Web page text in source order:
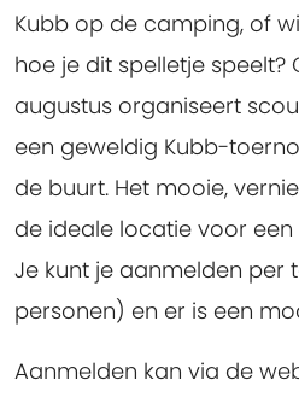
Kubb op de camping, of
hoe je dit spelletje speelt?
augustus organiseert
een geweldig Kubb-
de buurt. Het mooie,
de ideale locatie voor
Je kunt je aanmelden per
personen) en er is een
Aanmelden kan via de